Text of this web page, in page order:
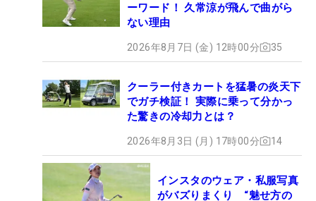
ーワード！ 久常涼が飛んで曲がら
ない理由
2026年8月7日 (金) 12時00分 35
クーラー付きカートを猛暑の炎天下
でガチ検証！ 実際に乗って分かっ
た驚きの冷却力とは？
2026年8月3日 (月) 17時00分 14
インスタのウェア・私服写真
がバズりまくり “魅せ方の